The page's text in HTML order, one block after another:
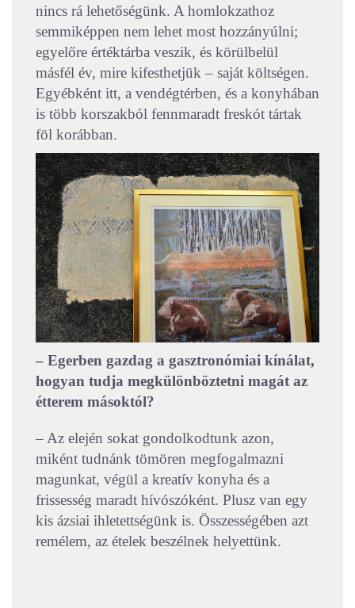
nincs rá lehetőségünk. A homlokzathoz
semmiképpen nem lehet most hozzányúlni;
egyelőre értéktárba veszik, és körülbelül
másfél év, mire kifesthetjük – saját költségen.
Egyébként itt, a vendégtérben, és a konyhában
is több korszakból fennmaradt freskót tártak
föl korábban.
– Egerben gazdag a gasztronómiai kínálat,
hogyan tudja megkülönböztetni magát az
étterem másoktól?
– Az elején sokat gondolkodtunk azon,
miként tudnánk tömören megfogalmazni
magunkat, végül a kreatív konyha és a
frissesség maradt hívószóként. Plusz van egy
kis ázsiai ihletettségünk is. Összességében azt
remélem, az ételek beszélnek helyettünk.